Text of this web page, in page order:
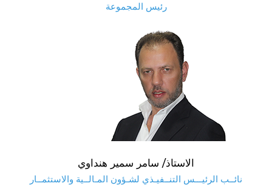
رئيس المجموعة
الاستاذ/ سامر سمير هنداوي
نائــب الرئيـــس التنــفيـذي لشـؤون المـالــية والاستثمــار